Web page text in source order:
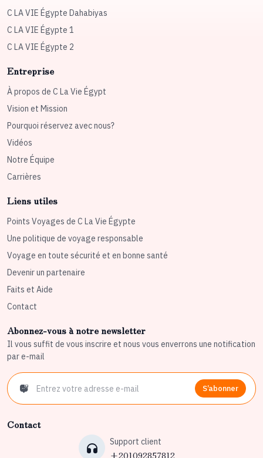
C LA VIE Égypte Dahabiyas
C LA VIE Égypte 1
C LA VIE Égypte 2
Entreprise
À propos de C La Vie Égypt
Vision et Mission
Pourquoi réservez avec nous?
Vidéos
Notre Équipe
Carrières
Liens utiles
Points Voyages de C La Vie Égypte
Une politique de voyage responsable
Voyage en toute sécurité et en bonne santé
Devenir un partenaire
Faits et Aide
Contact
Abonnez-vous à notre newsletter
Il vous suffit de vous inscrire et nous vous enverrons une notification
par e-mail
S’abonner
Contact
Support client
+201092857812